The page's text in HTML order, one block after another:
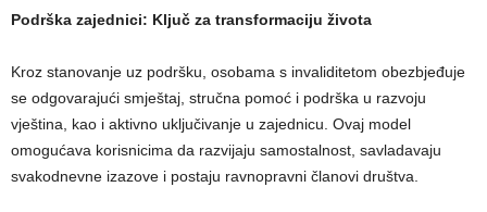
Podrška zajednici: Ključ za transformaciju života
Kroz stanovanje uz podršku, osobama s invaliditetom obezbjeđuje
se odgovarajući smještaj, stručna pomoć i podrška u razvoju
vještina, kao i aktivno uključivanje u zajednicu. Ovaj model
omogućava korisnicima da razvijaju samostalnost, savladavaju
svakodnevne izazove i postaju ravnopravni članovi društva.